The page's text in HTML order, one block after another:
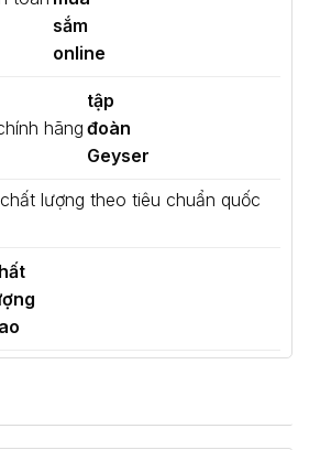
sắm
online
hãng
tập
đoàn
Geyser
lượng theo tiêu chuẩn quốc